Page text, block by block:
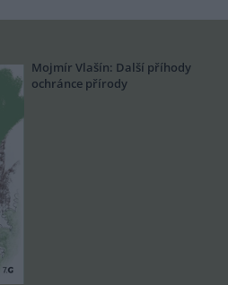
Mojmír Vlašín: Další příhody
ochránce přírody